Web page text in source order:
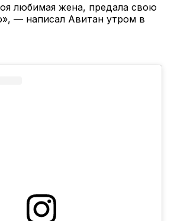
любимая жена, предала свою
— написал Авитан утром в